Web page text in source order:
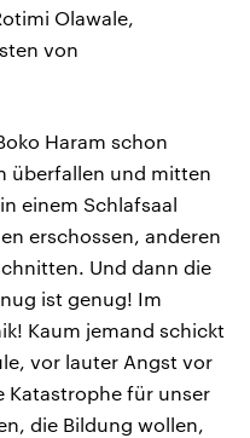
Olawale,
von
Haram schon
überfallen und mitten
einem Schlafsaal
erschossen, anderen
Und dann die
ist genug! Im
Kaum jemand schickt
vor lauter Angst vor
Katastrophe für unser
die Bildung wollen,